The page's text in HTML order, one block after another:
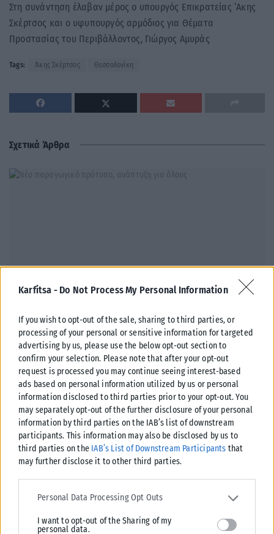
Karfitsa - Do Not Process My Personal Information
If you wish to opt-out of the sale, sharing to third parties, or
processing of your personal or sensitive information for targeted
advertising by us, please use the below opt-out section to
confirm your selection. Please note that after your opt-out
request is processed you may continue seeing interest-based
ads based on personal information utilized by us or personal
information disclosed to third parties prior to your opt-out. You
may separately opt-out of the further disclosure of your personal
information by third parties on the IAB’s list of downstream
participants. This information may also be disclosed by us to
third parties on the IAB’s List of Downstream Participants that
may further disclose it to other third parties.
Please note that this website/app uses one or more Google
services and may gather and store information including but not
deny consent to Google and its third-party tags to use your data
Personal Data Processing Opt Outs
I want to opt-out of the Sharing of my
personal data.
Στη συνάντηση έλαβαν μέρος ο υπουργός Επικρατείας ‘Ακης
Σκέρτσος και ο υφυπουργός αρμόδιος για Θέματα
Προστασίας του Περιβάλλοντος, Γιώργος Αμυράς
Tags: Άκης Σκέρτσος Θεσσαλονίκη
Σχετικά Άρθρα
ΠΟΛΙΤΙΚΉ
Θεοδωρικάκος: Νέο αναπτυξιακό καθεστώς στην Άμυνα για
την ενίσχυση της εθνικής ασφάλειας
Βάσει του προγραμματισμού που έχει θέσει ο Υπουργός Ανάπτυξης,
Τάκης Θεοδωρικάκος, για την ενίσχυση των επενδύσεων στην αμυντική
βιομηχανία, προκηρύσσεται...
ΑΝΑΡΤΉΘΗΚΕ ΑΠΌKARFITSANEWS 07/08/2026